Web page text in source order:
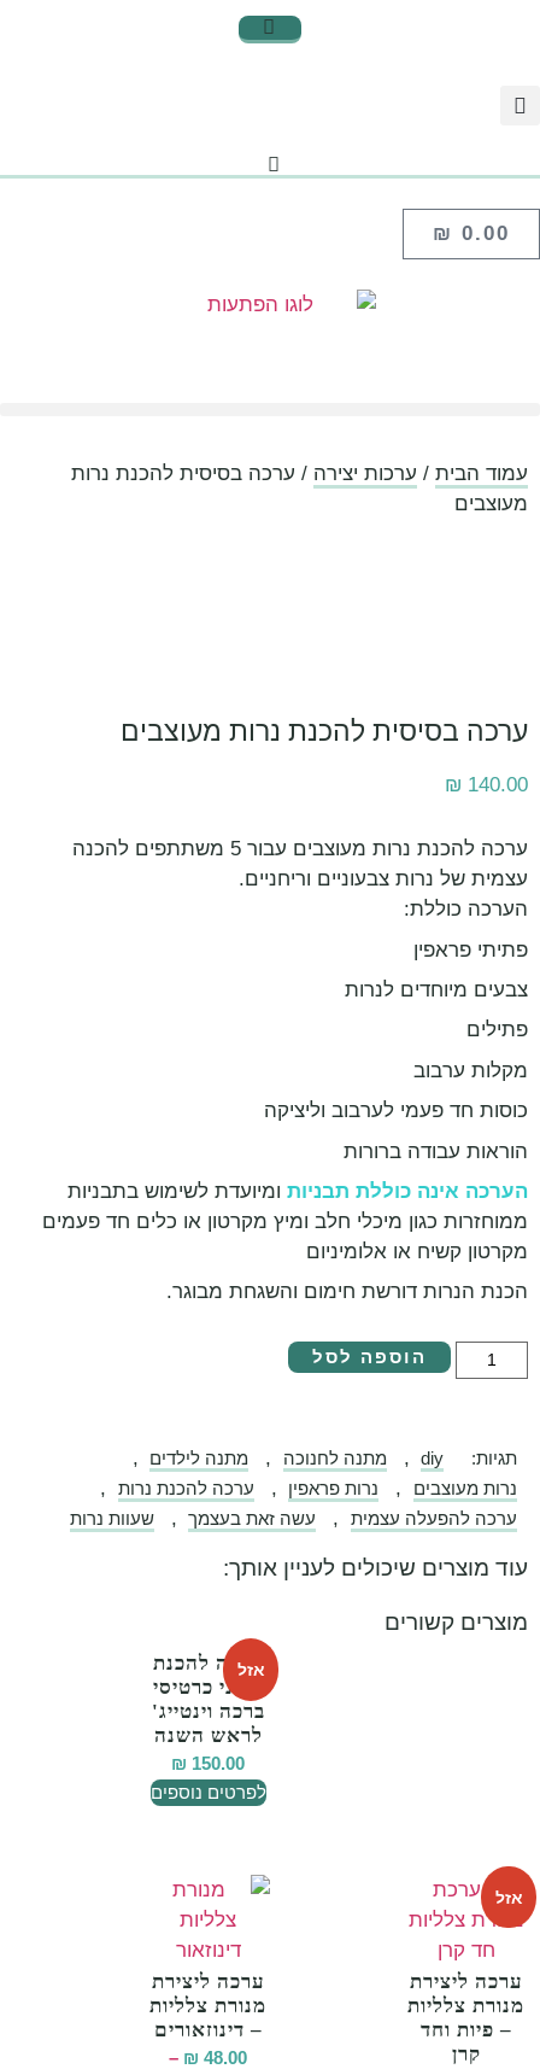
₪ 0.00
עמוד הבית / ערכות יצירה / ערכה בסיסית להכנת נרות
מעוצבים
ערכה בסיסית להכנת נרות מעוצבים
₪ 140.00
ערכה להכנת נרות מעוצבים עבור 5 משתתפים להכנה
עצמית של נרות צבעוניים וריחניים.
הערכה כוללת:
פתיתי פראפין
צבעים מיוחדים לנרות
פתילים
מקלות ערבוב
כוסות חד פעמי לערבוב וליציקה
הוראות עבודה ברורות
הערכה אינה כוללת תבניות ומיועדת לשימוש בתבניות
ממוחזרות כגון מיכלי חלב ומיץ מקרטון או כלים חד פעמים
מקרטון קשיח או אלומיניום
הכנת הנרות דורשת חימום והשגחת מבוגר.
הוספה לסל
תגיות: diy
, מתנה לחנוכה , מתנה לילדים ,
נרות מעוצבים , נרות פראפין , ערכה להכנת נרות ,
ערכה להפעלה עצמית , עשה זאת בעצמך , שעוות נרות
עוד מוצרים שיכולים לעניין אותך:
מוצרים קשורים
אזל
ערכה להכנת
סבוני כרטיסי
ברכה וינטייג'
לראש השנה
₪ 150.00
לפרטים נוספים
אזל
ערכה ליצירת
מנורת צלליות
– פיות וחד
קרן
ערכה ליצירת
מנורת צלליות
– דינוזאורים
₪ 48.00
–